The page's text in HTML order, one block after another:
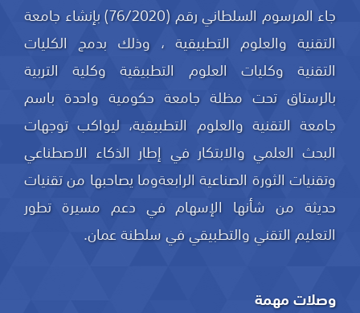
جاء المرسوم السلطاني رقم (76/2020) بإنشاء جامعة
التقنية والعلوم التطبيقية ، وذلك بدمج الكليات
التقنية وكليات العلوم التطبيقية وكلية التربية
بالرستاق تحت مظلة جامعة حكومية واحدة باسم
جامعة التقنية والعلوم التطبيقية، ليواكب توجهات
البحث العلمي والابتكار في إطار الذكاء الاصطناعي
وتقنيات الثورة الصناعية الرابعةوما يصاحبها من تقنيات
حديثة من شأنها الإسهام في دعم مسيرة تطور
التعليم التقني والتطبيقي في سلطنة عمان.
وصلات مهمة